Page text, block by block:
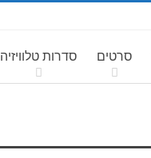
סרטים סדרות טלוויזיה